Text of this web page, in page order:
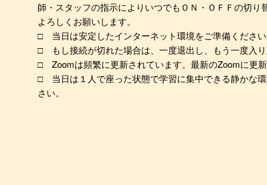
師・スタッフの指示によりいつでもＯＮ・ＯＦＦの切
よろしくお願いします。
□ 当日は安定したインターネット環境をご準備くださ
□ もし接続が切れた場合は、一度退出し、もう一度入
□ Zoomは頻繁に更新されています。最新のZoomに更
□ 当日は１人で座った状態で学習に集中できる静かな
さい。